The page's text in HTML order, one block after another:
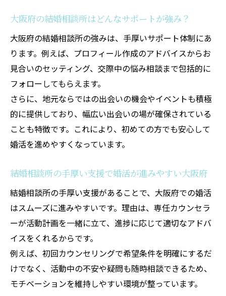
大阪府の結婚相談所はどんなサポートが強み？
大阪府の結婚相談所の強みは、手厚いサポート体制にあ
ります。例えば、プロフィール作成のアドバイスからお
見合いのセッティング、交際中の悩み相談まで包括的に
フォローしてもらえます。
さらに、地元ならではの出会いの機会やイベントも積極
的に提供しており、幅広い出会いの場が確保されている
ことも特徴です。これにより、初めての方でも安心して
婚活を進めやすくなっています。
結婚相談所の手厚い支援で婚活が進みやすい大阪府
結婚相談所の手厚い支援があることで、大阪府での婚活
はスムーズに進みやすいです。理由は、専任カウンセラ
ーが活動計画を一緒に立て、進捗に応じて適切なアドバ
イスをくれるからです。
例えば、初回カウンセリングで希望条件を明確にするだ
けでなく、活動中の不安や疑問も随時相談できるため、
モチベーションを維持しやすい環境が整っています。